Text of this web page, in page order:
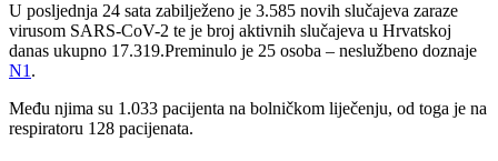
U posljednja 24 sata zabilježeno je 3.585 novih slučajeva zaraze
virusom SARS-CoV-2 te je broj aktivnih slučajeva u Hrvatskoj
danas ukupno 17.319.Preminulo je 25 osoba – neslužbeno doznaje
N1 .
Među njima su 1.033 pacijenta na bolničkom liječenju, od toga je na
respiratoru 128 pacijenata.